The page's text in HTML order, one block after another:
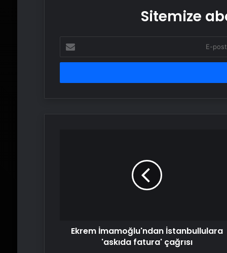
Sitemize
posta
adresinizi
Ekrem İmamoğlu'ndan İstanbullulara
'askıda fatura' çağrısı